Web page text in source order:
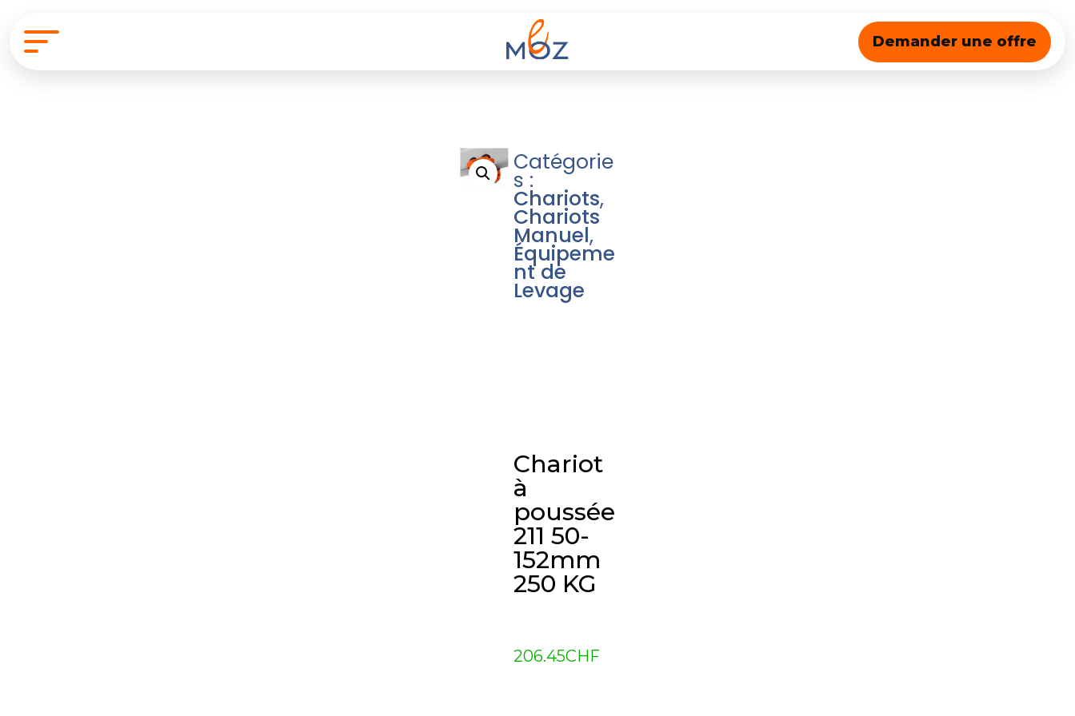
Demander une offre
Catégorie
s :
Chariots,
Chariots
Manuel,
Équipeme
nt de
Levage
Chariot
à
poussée
211 50-
152mm
250 KG
206.45CHF